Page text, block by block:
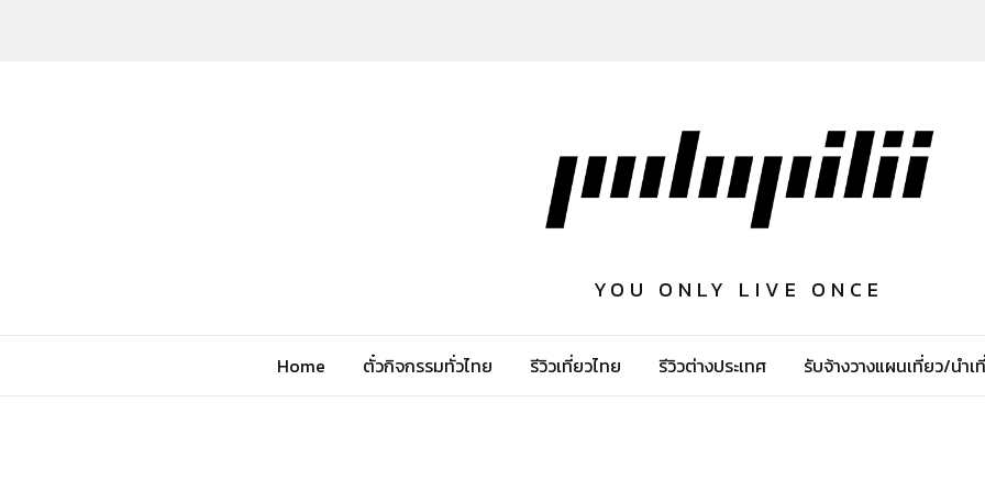
YOU ONLY LIVE ONCE
Home ตั๋วกิจกรรมทั่วไทย รีวิวเที่ยวไทย รีวิวต่างประเทศ รับจ้างวางแผนเที่ยว/นำเ